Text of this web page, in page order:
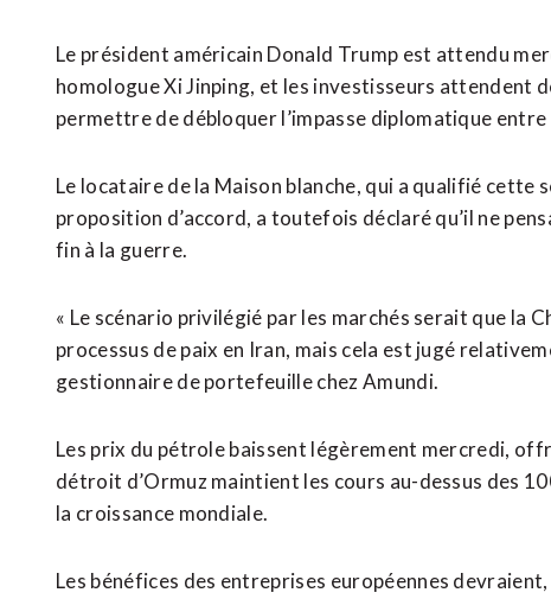
Le président américain ‌Donald Trump est attendu
homologue Xi Jinping, et les investisseurs attendent
permettre de débloquer l’impasse diplomatique entre
Le locataire de la Maison blanche, qui a qualifié cette
proposition d’accord, a toutefois déclaré qu’il ne
fin à la guerre.
« Le ‌scénario privilégié par les marchés serait que la
processus de paix en Iran, mais cela est jugé
gestionnaire de portefeuille chez Amundi.
Les prix du pétrole baissent légèrement mercredi,
détroit d’Ormuz maintient les cours au-dessus des
la croissance mondiale.
Les bénéfices des entreprises européennes